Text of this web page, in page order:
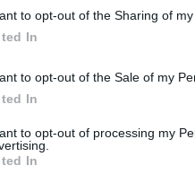
to opt-out of the Sharing of my
In
to opt-out of the Sale of my
In
to opt-out of processing my
In
nous, faites un don !
NOUS SOUTENIR